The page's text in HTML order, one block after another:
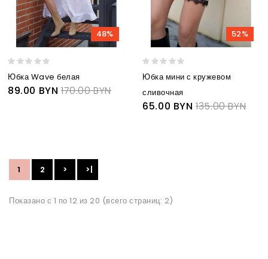
48%
Юбка Wave белая
89.00 BYN 170.00 BYN
52%
Юбка мини с кружевом
сливочная
65.00 BYN 135.00 BYN
1 2 > >|
Показано с 1 по 12 из 20 (всего страниц: 2)